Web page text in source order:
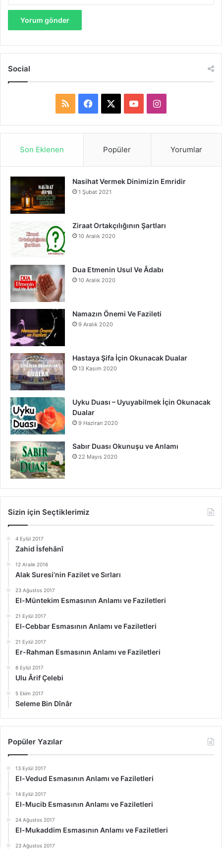
Social
S
a
b
o
o
u
e
I
n
a
r
Son Eklenen Popüler Yorumlar
Nasihat Vermek Dinimizin Emridir
1 Şubat 2021
Ziraat Ortakçılığının Şartları
10 Aralık 2020
Dua Etmenin Usul Ve Âdabı
10 Aralık 2020
Namazın Önemi Ve Fazileti
9 Aralık 2020
Hastaya Şifa İçin Okunacak Dualar
13 Kasım 2020
Uyku Duası – Uyuyabilmek İçin Okunacak
Dualar
9 Haziran 2020
Sabır Duası Okunuşu ve Anlamı
22 Mayıs 2020
Sizin için Seçtiklerimiz
4 Eylül 2017
Zahid İsfehânî
12 Aralık 2016
Alak Suresi’nin Fazilet ve Sırları
23 Ağustos 2017
El-Müntekim Esmasının Anlamı ve Faziletleri
21 Eylül 2017
El-Cebbar Esmasının Anlamı ve Faziletleri
21 Eylül 2017
Er-Rahman Esmasının Anlamı ve Faziletleri
8 Eylül 2017
Ulu Ârif Çelebi
5 Ekim 2017
Seleme Bin Dînâr
Popüler Yazılar
13 Eylül 2017
El-Vedud Esmasının Anlamı ve Faziletleri
14 Eylül 2017
El-Mucib Esmasının Anlamı ve Faziletleri
24 Ağustos 2017
El-Mukaddim Esmasının Anlamı ve Faziletleri
23 Ağustos 2017